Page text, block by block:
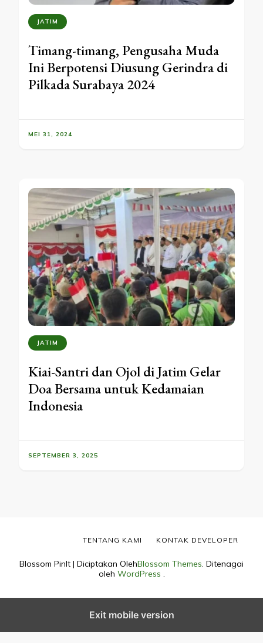
JATIM
Timang-timang, Pengusaha Muda
Ini Berpotensi Diusung Gerindra di
Pilkada Surabaya 2024
MEI 31, 2024
JATIM
Kiai-Santri dan Ojol di Jatim Gelar
Doa Bersama untuk Kedamaian
Indonesia
SEPTEMBER 3, 2025
Blossom PinIt | Diciptakan OlehBlossom Themes. Ditenagai
oleh WordPress .
TENTANG KAMI KONTAK DEVELOPER
Exit mobile version